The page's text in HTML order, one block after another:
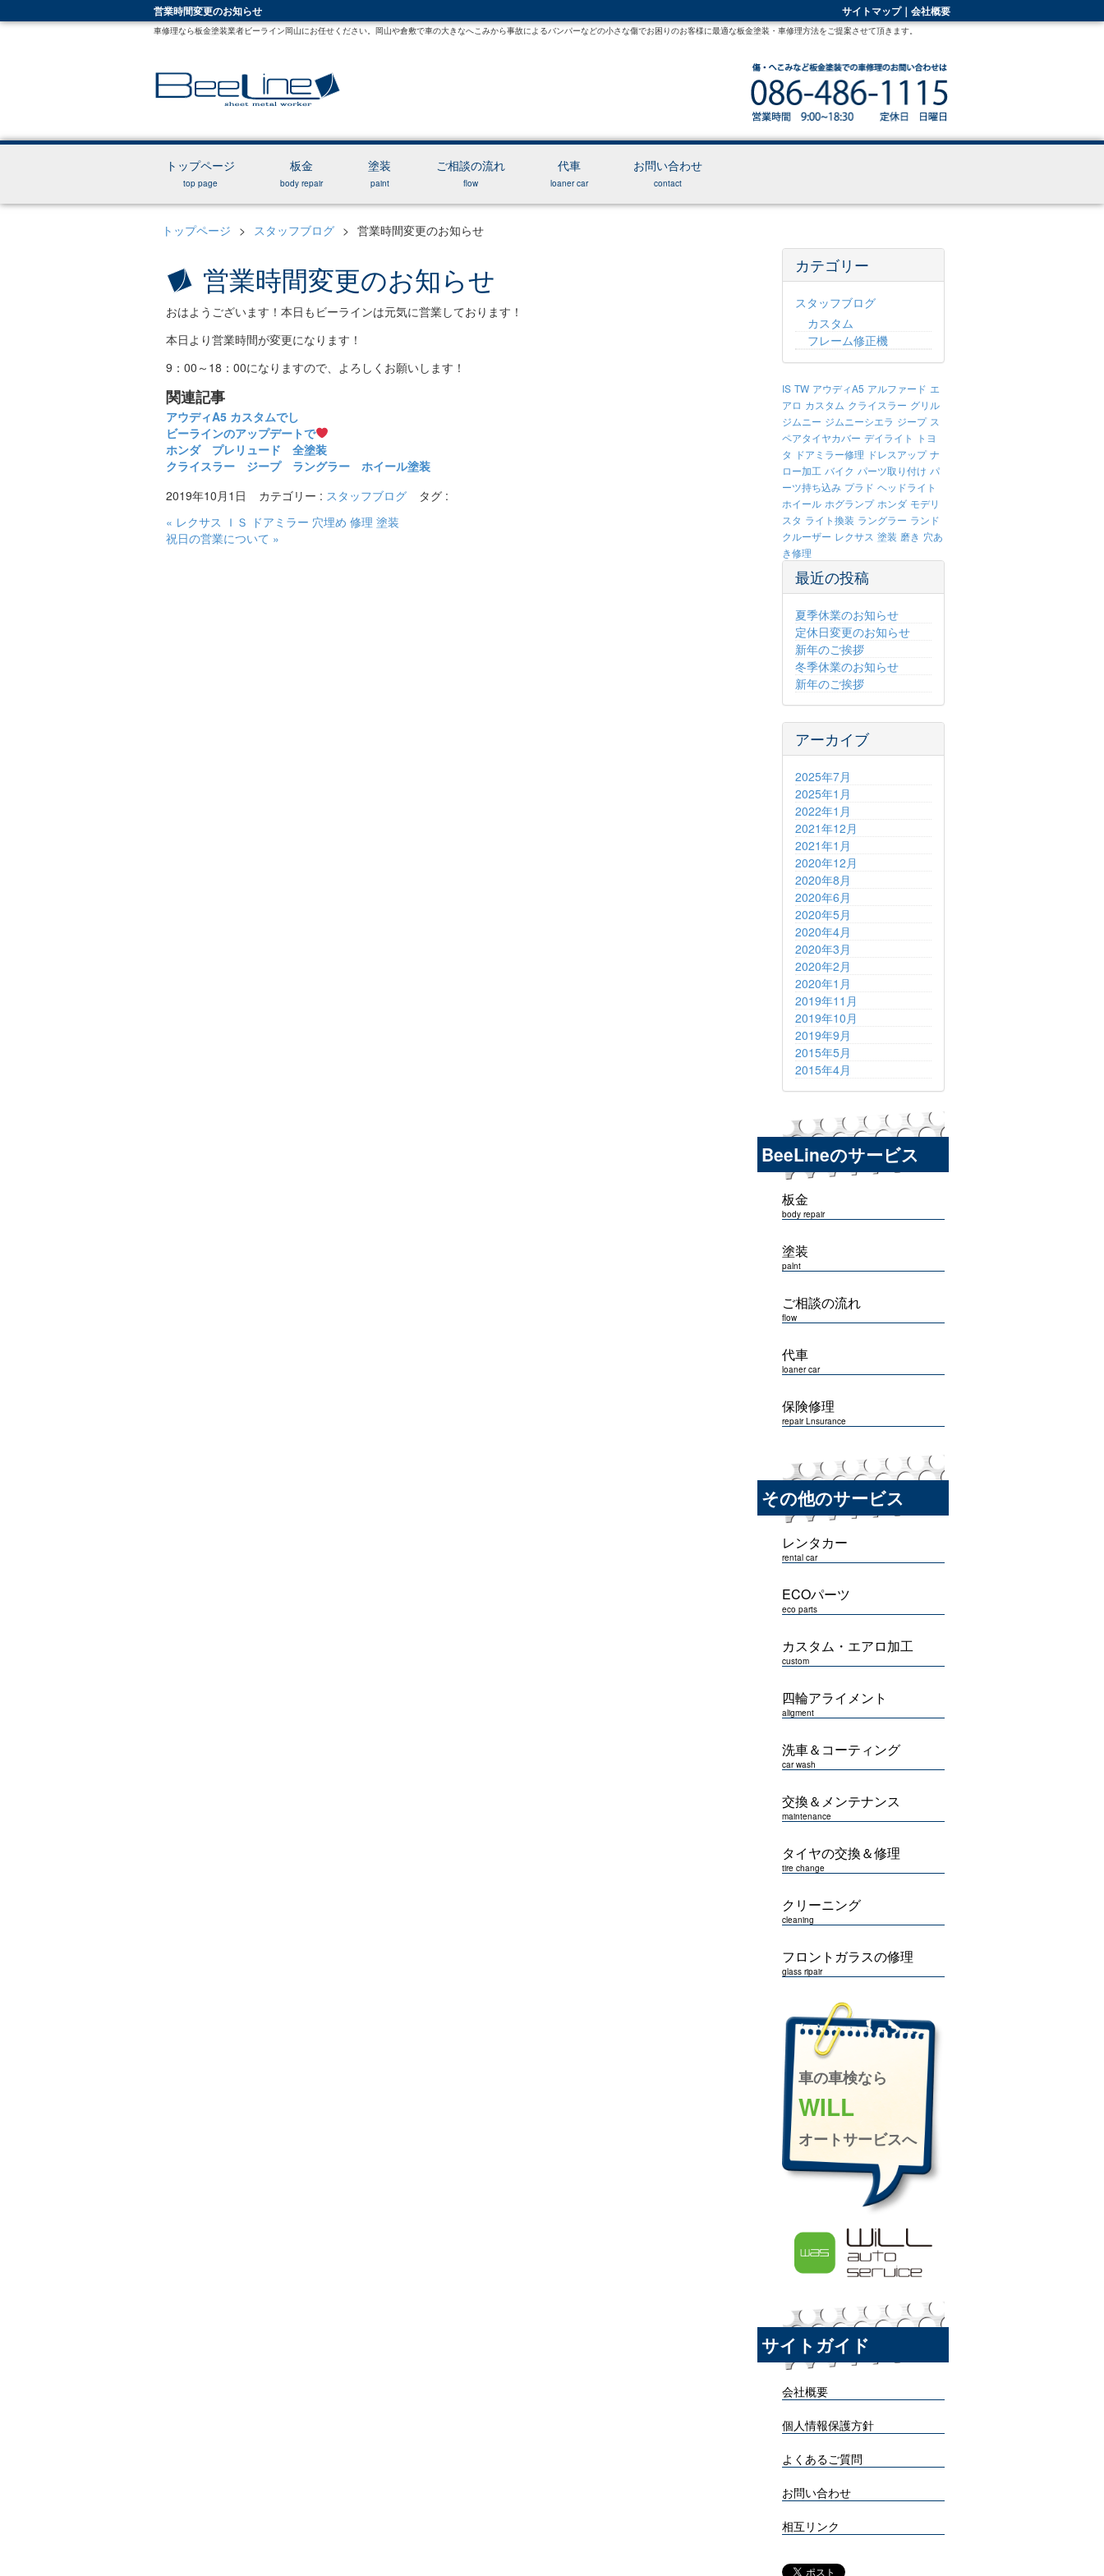
営業時間変更のお知らせ サイトマップ｜ 会社概要
車修理なら板金塗装業者ビーライン岡山にお任せください。岡山や倉敷で車の大きなへこみから事故によるバンパーなどの小さな傷でお困りのお客様に最適な板金塗装・車修理方法をご提案させて頂きます。
トップページ
top page
板金
body repair
塗装
paint
ご相談の流れ
flow
代車
loaner car
お問い合わせ
contact
トップページ > スタッフブログ > 営業時間変更のお知らせ
営業時間変更のお知らせ
おはようございます！本日もビーラインは元気に営業しております！
本日より営業時間が変更になります！
9：00～18：00になりますので、よろしくお願いします！
関連記事
アウディA5 カスタムでし
ビーラインのアップデートで
ホンダ プレリュード 全塗装
クライスラー ジープ ラングラー ホイール塗装
2019年10月1日
カテゴリー : スタッフブログ
タグ :
« レクサス ＩＳ ドアミラー 穴埋め 修理 塗装
祝日の営業について »
カテゴリー
スタッフブログ
カスタム
フレーム修正機
IS TW アウディA5 アルファード エ
アロ カスタム クライスラー グリル
ジムニー ジムニーシエラ ジープ ス
ペアタイヤカバー デイライト
トヨ
タ ドアミラー修理 ドレスアップ ナ
ロー加工 バイク パーツ取り付け パ
ーツ持ち込み プラド ヘッドライト
ホイール ホグランプ ホンダ モデリ
スタ ライト換装 ラングラー ランド
クルーザー レクサス 塗装 磨き 穴あ
き修理
最近の投稿
夏季休業のお知らせ
定休日変更のお知らせ
新年のご挨拶
冬季休業のお知らせ
新年のご挨拶
アーカイブ
2025年7月
2025年1月
2022年1月
2021年12月
2021年1月
2020年12月
2020年8月
2020年6月
2020年5月
2020年4月
2020年3月
2020年2月
2020年1月
2019年11月
2019年10月
2019年9月
2015年5月
2015年4月
BeeLineのサービス
板金
body repair
塗装
palnt
ご相談の流れ
flow
代車
loaner car
保険修理
repair Lnsurance
その他のサービス
レンタカー
rental car
ECOパーツ
eco parts
カスタム・エアロ加工
custom
四輪アライメント
aligment
洗車＆コーティング
car wash
交換＆メンテナンス
maintenance
タイヤの交換＆修理
tire change
クリーニング
cleaning
フロントガラスの修理
glass ripair
車の車検なら
WILL
オートサービスへ
サイトガイド
会社概要
個人情報保護方針
よくあるご質問
お問い合わせ
相互リンク